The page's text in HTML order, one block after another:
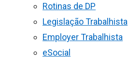
Rotinas de DP
Legislação Trabalhista
Employer Trabalhista
eSocial